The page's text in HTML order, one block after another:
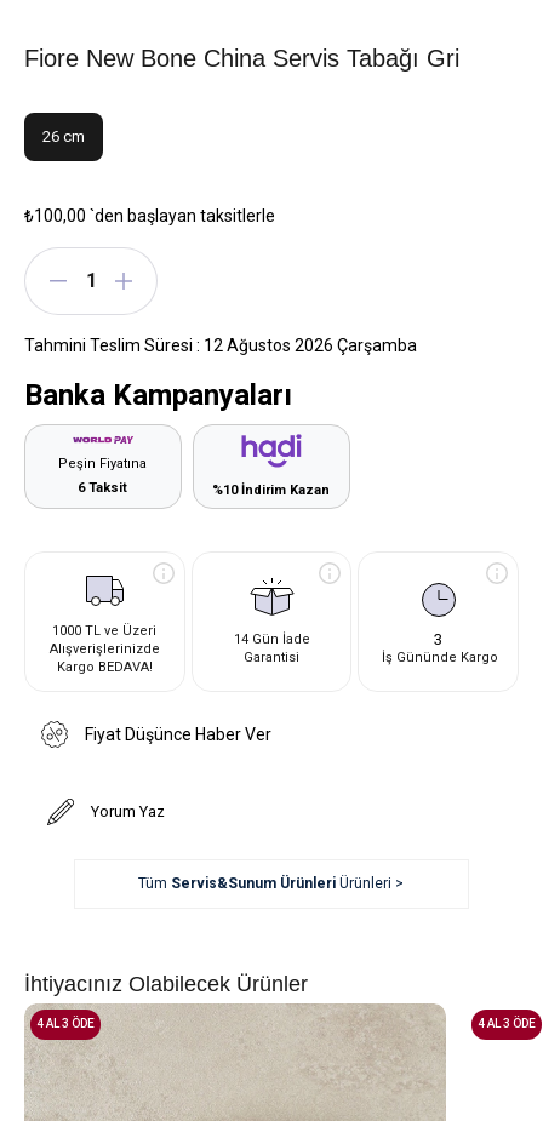
Fiore New Bone China Servis Tabağı Gri
26 cm
₺100,00 `den başlayan taksitlerle
Tahmini Teslim Süresi : 12 Ağustos 2026 Çarşamba
Banka Kampanyaları
Peşin Fiyatına
6 Taksit
%10 İndirim Kazan
1000 TL ve Üzeri
Alışverişlerinizde
Kargo BEDAVA!
14 Gün İade
Garantisi
3
İş Gününde Kargo
Fiyat Düşünce Haber Ver
Yorum Yaz
Tüm Servis&Sunum Ürünleri Ürünleri >
İhtiyacınız Olabilecek Ürünler
4 AL 3 ÖDE 4 AL 3 ÖDE